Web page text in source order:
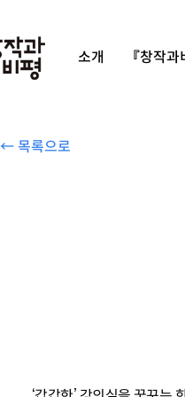
소개 『창작과
← 목록으로